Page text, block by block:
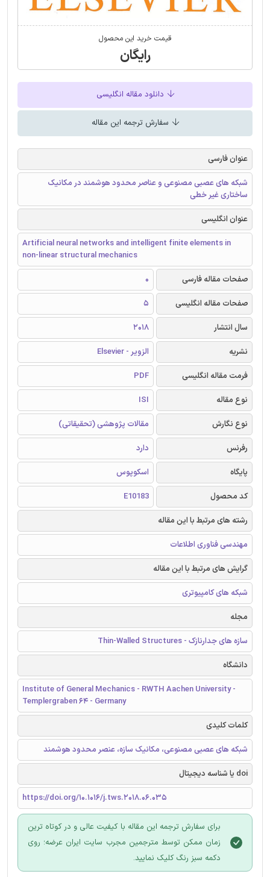
قیمت خرید این محصول
رایگان
دانلود مقاله انگلیسی
سفارش ترجمه این مقاله
عنوان فارسی
شبکه های عصبی مصنوعی و عناصر محدود هوشمند در مکانیک
ساختاری غیر خطی
عنوان انگلیسی
Artificial neural networks and intelligent finite elements in
non-linear structural mechanics
صفحات مقاله فارسی
0
صفحات مقاله انگلیسی
5
سال انتشار
2018
نشریه
الزویر - Elsevier
فرمت مقاله انگلیسی
PDF
نوع مقاله
ISI
نوع نگارش
مقالات پژوهشی (تحقیقاتی)
رفرنس
دارد
پایگاه
اسکوپوس
کد محصول
E10183
رشته های مرتبط با این مقاله
مهندسی فناوری اطلاعات
گرایش های مرتبط با این مقاله
شبکه های کامپیوتری
مجله
سازه های جدارنازک - Thin-Walled Structures
دانشگاه
Institute of General Mechanics - RWTH Aachen University -
Templergraben 64 - Germany
کلمات کلیدی
شبکه های عصبی مصنوعی، مکانیک سازه، عنصر محدود هوشمند
doi یا شناسه دیجیتال
https://doi.org/10.1016/j.tws.2018.06.035
برای سفارش ترجمه این مقاله با کیفیت عالی و در کوتاه ترین
زمان ممکن توسط مترجمین مجرب سایت ایران عرضه؛ روی
دکمه سبز رنگ کلیک نمایید.